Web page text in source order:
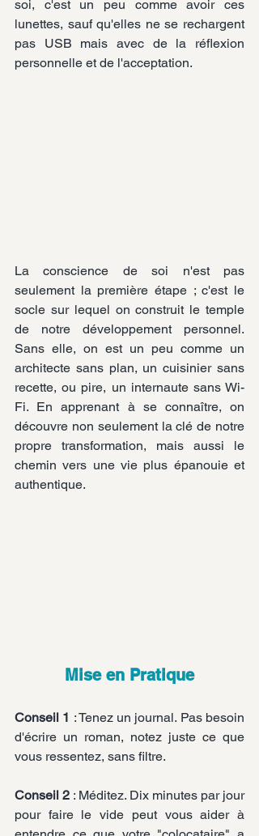
soi, c'est un peu comme avoir ces
lunettes, sauf qu'elles ne se rechargent
pas USB mais avec de la réflexion
personnelle et de l'acceptation.
La conscience de soi n'est pas
seulement la première étape ; c'est le
socle sur lequel on construit le temple
de notre développement personnel.
Sans elle, on est un peu comme un
architecte sans plan, un cuisinier sans
recette, ou pire, un internaute sans Wi-
Fi. En apprenant à se connaître, on
découvre non seulement la clé de notre
propre transformation, mais aussi le
chemin vers une vie plus épanouie et
authentique.
Mise en Pratique
Conseil 1 : Tenez un journal. Pas besoin
d'écrire un roman, notez juste ce que
vous ressentez, sans filtre.
Conseil 2 : Méditez. Dix minutes par jour
pour faire le vide peut vous aider à